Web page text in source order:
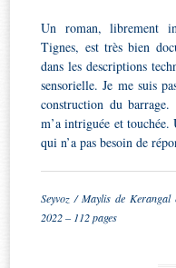
Un roman, librement
Tignes, est très bien
dans les descriptions
sensorielle. Je me suis
construction du
m’a intriguée et
qui n’a pas besoin de
Seyvoz / Maylis de
2022 – 112 pages